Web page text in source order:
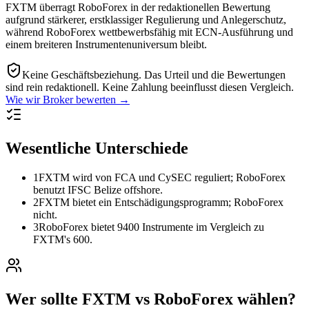
FXTM überragt RoboForex in der redaktionellen Bewertung
aufgrund stärkerer, erstklassiger Regulierung und Anlegerschutz,
während RoboForex wettbewerbsfähig mit ECN-Ausführung und
einem breiteren Instrumentenuniversum bleibt.
Keine Geschäftsbeziehung. Das Urteil und die Bewertungen
sind rein redaktionell. Keine Zahlung beeinflusst diesen Vergleich.
Wie wir Broker bewerten →
Wesentliche Unterschiede
1FXTM wird von FCA und CySEC reguliert; RoboForex
benutzt IFSC Belize offshore.
2FXTM bietet ein Entschädigungsprogramm; RoboForex
nicht.
3RoboForex bietet 9400 Instrumente im Vergleich zu
FXTM's 600.
Wer sollte FXTM vs RoboForex wählen?